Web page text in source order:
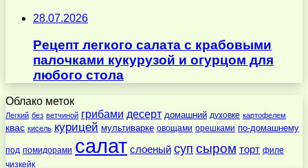
28.07.2026
Рецепт легкого салата с крабовыми
палочками кукурузой и огурцом для
любого стола
Облако меток
Легкий без ветчиной грибами десерт домашний духовке картофелем
квас кисель курицей мультиварке овощами орешками по-домашнему
под помидорами салат слоеный суп сыром торт филе
чизкейк